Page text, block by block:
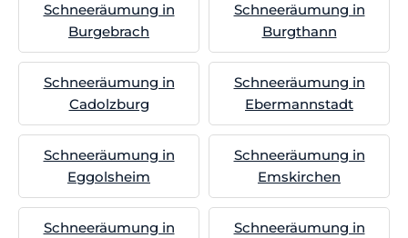
Schneeräumung in
Burgebrach
Schneeräumung in
Burgthann
Schneeräumung in
Cadolzburg
Schneeräumung in
Ebermannstadt
Schneeräumung in
Eggolsheim
Schneeräumung in
Emskirchen
Schneeräumung in
Schneeräumung in